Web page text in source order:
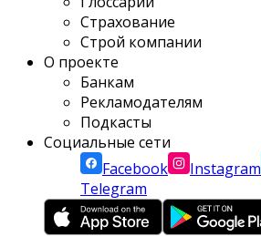
Страхование
Строй компании
О проекте
Банкам
Рекламодателям
Подкасты
Социальные сети
Facebook
Instagram
Telegram